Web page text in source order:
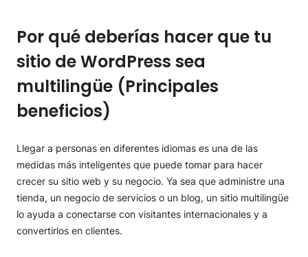
Por qué deberías hacer que tu
sitio de WordPress sea
multilingüe (Principales
beneficios)
Llegar a personas en diferentes idiomas es una de las
medidas más inteligentes que puede tomar para hacer
crecer su sitio web y su negocio. Ya sea que administre una
tienda, un negocio de servicios o un blog, un sitio multilingüe
lo ayuda a conectarse con visitantes internacionales y a
convertirlos en clientes.